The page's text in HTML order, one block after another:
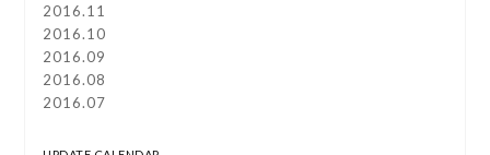
2016.11
2016.10
2016.09
2016.08
2016.07